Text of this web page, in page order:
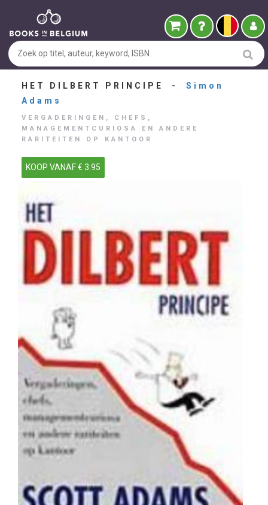
HET DILBERT PRINCIPE - Simon
Adams
VERGADERINGEN, CHEFS,
MANAGEMENTCURIOSA EN ANDERE
RARITEITEN OP KANTOOR
KOOP VANAF € 3.95